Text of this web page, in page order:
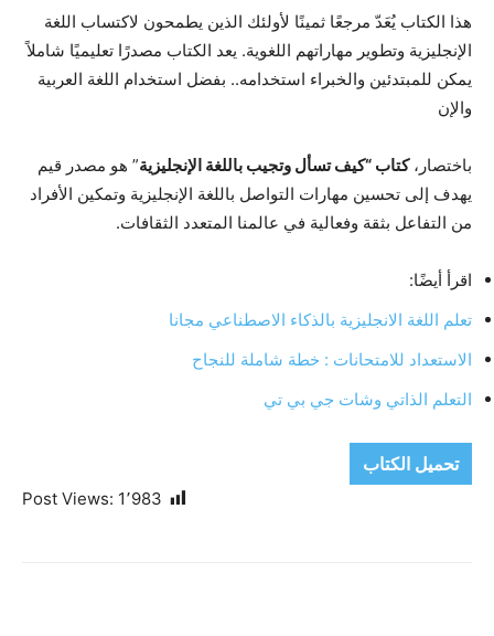
هذا الكتاب يُعَدّ مرجعًا ثمينًا لأولئك الذين يطمحون لاكتساب اللغة
الإنجليزية وتطوير مهاراتهم اللغوية. يعد الكتاب مصدرًا تعليميًا شاملاً
يمكن للمبتدئين والخبراء استخدامه.. بفضل استخدام اللغة العربية
والإن
باختصار،كتاب “كيف تسأل وتجيب باللغة الإنجليزية” هو مصدر قيم
يهدف إلى تحسين مهارات التواصل باللغة الإنجليزية وتمكين الأفراد
من التفاعل بثقة وفعالية في عالمنا المتعدد الثقافات.
اقرأ أيضًا:
تعلم اللغة الانجليزية بالذكاء الاصطناعي مجانا
الاستعداد للامتحانات : خطة شاملة للنجاح
التعلم الذاتي وشات جي بي تي
تحميل الكتاب
Post Views: 1٬983